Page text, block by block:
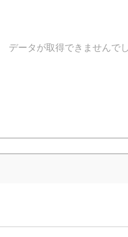
データが取得できませんで